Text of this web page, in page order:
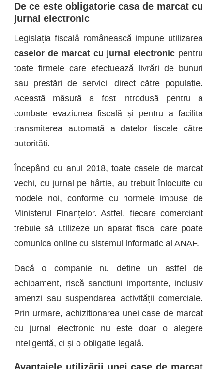
De ce este obligatorie casa de marcat cu
jurnal electronic
Legislația fiscală românească impune utilizarea
caselor de marcat cu jurnal electronic pentru
toate firmele care efectuează livrări de bunuri
sau prestări de servicii direct către populație.
Această măsură a fost introdusă pentru a
combate evaziunea fiscală și pentru a facilita
transmiterea automată a datelor fiscale către
autorități.
Începând cu anul 2018, toate casele de marcat
vechi, cu jurnal pe hârtie, au trebuit înlocuite cu
modele noi, conforme cu normele impuse de
Ministerul Finanțelor. Astfel, fiecare comerciant
trebuie să utilizeze un aparat fiscal care poate
comunica online cu sistemul informatic al ANAF.
Dacă o companie nu deține un astfel de
echipament, riscă sancțiuni importante, inclusiv
amenzi sau suspendarea activității comerciale.
Prin urmare, achiziționarea unei case de marcat
cu jurnal electronic nu este doar o alegere
inteligentă, ci și o obligație legală.
Avantajele utilizării unei case de marcat